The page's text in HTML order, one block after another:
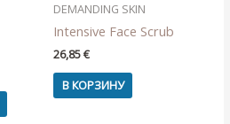
Этот
товар
DEMANDING SKIN
Intensive Face Scrub
26,85€
В КОРЗИНУ